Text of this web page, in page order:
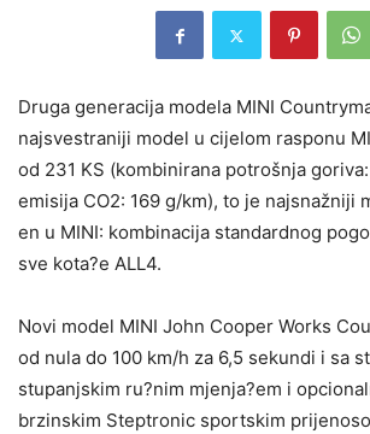
Druga generacija modela MINI
najsvestraniji model u cijelom rasponu
od 231 KS (kombinirana potrošnja
emisija CO2: 169 g/km), to je najsnažniji
en u MINI: kombinacija standardnog
sve kota?e ALL4.
Novi model MINI John Cooper Works
od nula do 100 km/h za 6,5 sekundi i sa
stupanjskim ru?nim mjenja?em i
brzinskim Steptronic sportskim